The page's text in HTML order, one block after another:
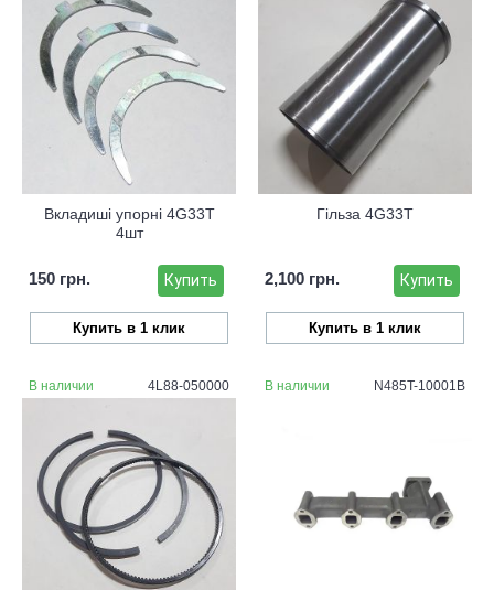
Вкладиші упорні 4G33T
4шт
150 грн. Купить
Купить в 1 клик
Гільза 4G33T
2,100 грн. Купить
Купить в 1 клик
В наличии 4L88-050000 В наличии N485T-10001B